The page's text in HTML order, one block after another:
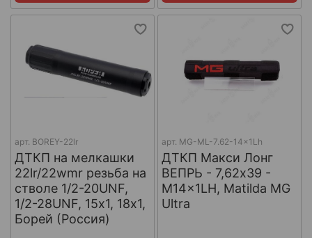
арт. BOREY-22lr
ДТКП на мелкашки
22lr/22wmr резьба на
стволе 1/2-20UNF,
1/2-28UNF, 15х1, 18х1,
Борей (Россия)
арт. MG-ML-7.62-14x1Lh
ДТКП Макси Лонг
ВЕПРЬ - 7,62x39 -
M14x1LH, Matilda MG
Ultra